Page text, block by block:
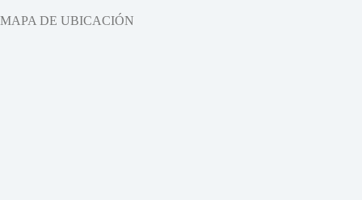
MAPA DE UBICACIÓN